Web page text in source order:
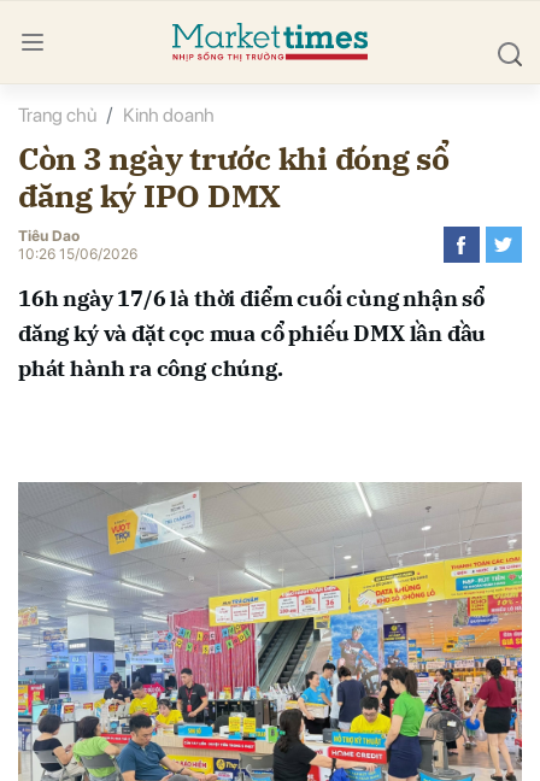
Trang chủ Kinh doanh
Còn 3 ngày trước khi đóng sổ
đăng ký IPO DMX
Tiêu Dao
10:26 15/06/2026
16h ngày 17/6 là thời điểm cuối cùng nhận sổ
đăng ký và đặt cọc mua cổ phiếu DMX lần đầu
phát hành ra công chúng.
luận